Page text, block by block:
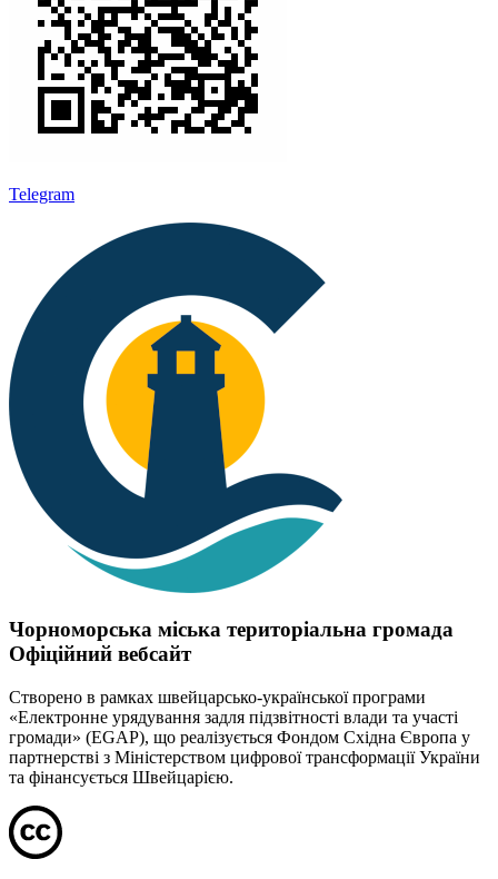
Telegram
Чорноморська міська територіальна громада
Офіційний вебсайт
Створено в рамках швейцарсько-української програми
«Електронне урядування задля підзвітності влади та участі
громади» (EGAP), що реалізується Фондом Східна Європа у
партнерстві з Міністерством цифрової трансформації України
та фінансується Швейцарією.